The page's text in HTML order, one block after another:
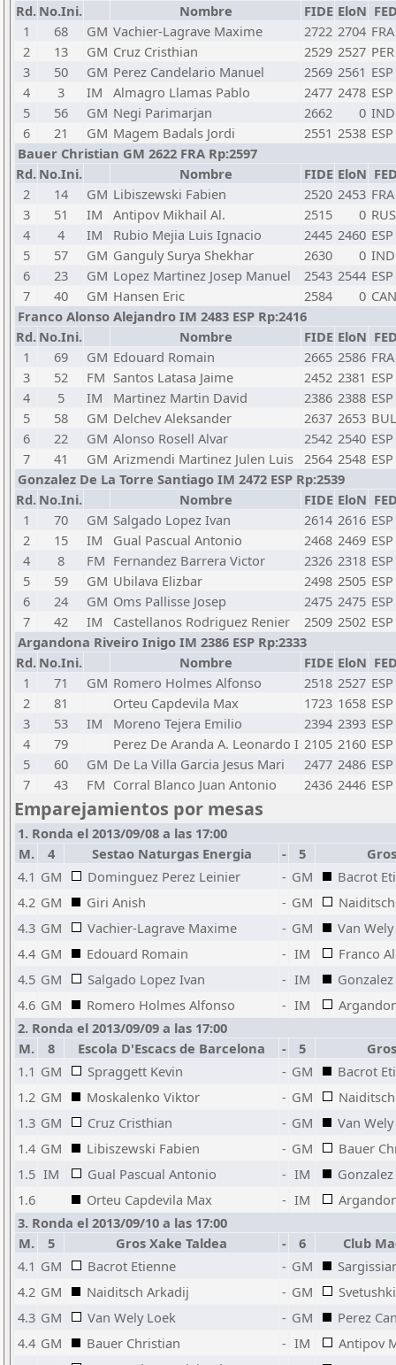
Rd. No.Ini. Nombre FIDE EloN
1
68 GM Vachier-Lagrave Maxime 2722 2704 FRA
2
13 GM Cruz Cristhian 2529 2527 PER
3
50 GM Perez Candelario Manuel 2569 2561 ESP
4
3 IM Almagro Llamas Pablo 2477 2478 ESP
5
56 GM Negi Parimarjan 2662 0 IND
6
21 GM Magem Badals Jordi 2551 2538 ESP
Bauer Christian GM 2622 FRA Rp:2597
Rd. No.Ini. Nombre FIDE EloN
2
14 GM Libiszewski Fabien 2520 2453 FRA
3
51 IM Antipov Mikhail Al. 2515 0 RUS
4
4 IM Rubio Mejia Luis Ignacio 2445 2460 ESP
5
57 GM Ganguly Surya Shekhar 2630 0 IND
6
23 GM Lopez Martinez Josep Manuel 2543 2544 ESP
7
40 GM Hansen Eric 2584 0 CAN
Franco Alonso Alejandro IM 2483 ESP Rp:2416
Rd. No.Ini. Nombre FIDE EloN
1
69 GM Edouard Romain 2665 2586 FRA
3
52 FM Santos Latasa Jaime 2452 2381 ESP
4
5 IM Martinez Martin David 2386 2388 ESP
5
58 GM Delchev Aleksander 2637 2653 BUL
6
22 GM Alonso Rosell Alvar 2542 2540 ESP
7
41 GM Arizmendi Martinez Julen Luis 2564 2548 ESP
Gonzalez De La Torre Santiago IM 2472 ESP Rp:2539
Rd. No.Ini. Nombre FIDE EloN
1
70 GM Salgado Lopez Ivan 2614 2616 ESP
2
15 IM Gual Pascual Antonio 2468 2469 ESP
4
8 FM Fernandez Barrera Victor 2326 2318 ESP
5
59 GM Ubilava Elizbar 2498 2505 ESP
6
24 GM Oms Pallisse Josep 2475 2475 ESP
7
42 IM Castellanos Rodriguez Renier 2509 2502 ESP
Argandona Riveiro Inigo IM 2386 ESP Rp:2333
Rd. No.Ini. Nombre FIDE EloN
1
71 GM Romero Holmes Alfonso 2518 2527 ESP
2
81 Orteu Capdevila Max 1723 1658 ESP
3
53 IM Moreno Tejera Emilio 2394 2393 ESP
4
79 Perez De Aranda A. Leonardo I 2105 2160 ESP
5
60 GM De La Villa Garcia Jesus Mari 2477 2486 ESP
7
43 FM Corral Blanco Juan Antonio 2436 2446 ESP
Emparejamientos por mesas
1. Ronda el 2013/09/08 a las 17:00
M.
4 Sestao Naturgas Energia - 5
4.1 GM Dominguez Perez Leinier - GM
Bacrot
4.2 GM Giri Anish - GM
4.3 GM Vachier-Lagrave Maxime - GM
Van
4.4 GM Edouard Romain - IM
Franco
4.5 GM Salgado Lopez Ivan - IM
4.6 GM Romero Holmes Alfonso - IM
2. Ronda el 2013/09/09 a las 17:00
M.
8 Escola D'Escacs de Barcelona - 5
1.1 GM Spraggett Kevin - GM
Bacrot
1.2 GM Moskalenko Viktor - GM
1.3 GM Cruz Cristhian - GM
Van
1.4 GM Libiszewski Fabien - GM
Bauer
1.5 IM Gual Pascual Antonio - IM
1.6
Orteu Capdevila Max - IM
3. Ronda el 2013/09/10 a las 17:00
M.
5 Gros Xake Taldea - 6
Club
4.1 GM Bacrot Etienne - GM
4.2 GM Naiditsch Arkadij - GM
4.3 GM Van Wely Loek - GM
Perez
4.4 GM Bauer Christian - IM
Antipov